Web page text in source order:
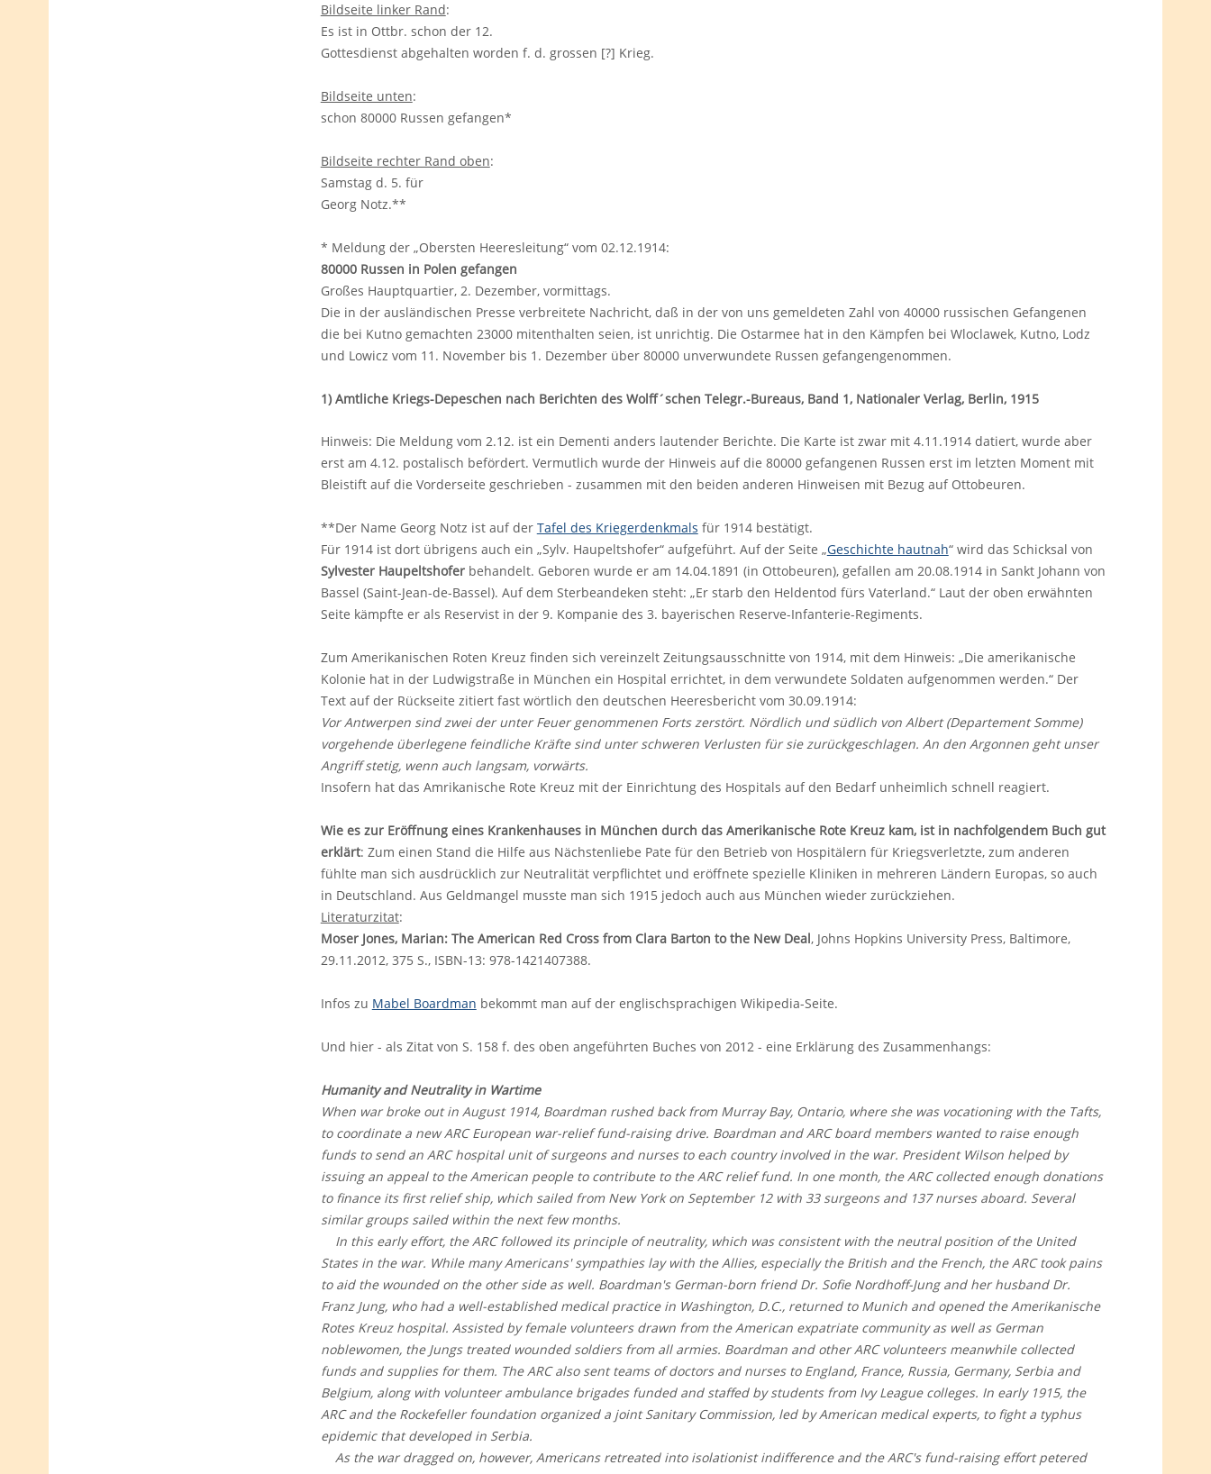
Bildseite linker Rand:
Es ist in Ottbr. schon der 12.
Gottesdienst abgehalten worden f. d. grossen [?] Krieg.
Bildseite unten:
schon 80000 Russen gefangen*
Bildseite rechter Rand oben:
Samstag d. 5. für
Georg Notz.**
* Meldung der „Obersten Heeresleitung“ vom 02.12.1914:
80000 Russen in Polen gefangen
Großes Hauptquartier, 2. Dezember, vormittags.
Die in der ausländischen Presse verbreitete Nachricht, daß in der von uns gemeldeten Zahl von 40000 russischen Gefangenen
die bei Kutno gemachten 23000 mitenthalten seien, ist unrichtig. Die Ostarmee hat in den Kämpfen bei Wloclawek, Kutno, Lodz
und Lowicz vom 11. November bis 1. Dezember über 80000 unverwundete Russen gefangengenommen.
1) Amtliche Kriegs-Depeschen nach Berichten des Wolff´schen Telegr.-Bureaus, Band 1, Nationaler Verlag, Berlin, 1915
Hinweis: Die Meldung vom 2.12. ist ein Dementi anders lautender Berichte. Die Karte ist zwar mit 4.11.1914 datiert, wurde aber
erst am 4.12. postalisch befördert. Vermutlich wurde der Hinweis auf die 80000 gefangenen Russen erst im letzten Moment mit
Bleistift auf die Vorderseite geschrieben - zusammen mit den beiden anderen Hinweisen mit Bezug auf Ottobeuren.
**Der Name Georg Notz ist auf der Tafel des Kriegerdenkmals für 1914 bestätigt.
Für 1914 ist dort übrigens auch ein „Sylv. Haupeltshofer“ aufgeführt. Auf der Seite „Geschichte hautnah“ wird das Schicksal von
Sylvester Haupeltshoferbehandelt. Geboren wurde er am 14.04.1891 (in Ottobeuren), gefallen am 20.08.1914 in Sankt Johann von
Bassel (Saint-Jean-de-Bassel). Auf dem Sterbeandeken steht: „Er starb den Heldentod fürs Vaterland.“ Laut der oben erwähnten
Seite kämpfte er als Reservist in der 9. Kompanie des 3. bayerischen Reserve-Infanterie-Regiments.
Zum Amerikanischen Roten Kreuz finden sich vereinzelt Zeitungsausschnitte von 1914, mit dem Hinweis: „Die amerikanische
Kolonie hat in der Ludwigstraße in München ein Hospital errichtet, in dem verwundete Soldaten aufgenommen werden.“ Der
Text auf der Rückseite zitiert fast wörtlich den deutschen Heeresbericht vom 30.09.1914:
Vor Antwerpen sind zwei der unter Feuer genommenen Forts zerstört. Nördlich und südlich von Albert (Departement Somme)
vorgehende überlegene feindliche Kräfte sind unter schweren Verlusten für sie zurückgeschlagen. An den Argonnen geht unser
Angriff stetig, wenn auch langsam, vorwärts.
Insofern hat das Amrikanische Rote Kreuz mit der Einrichtung des Hospitals auf den Bedarf unheimlich schnell reagiert.
Wie es zur Eröffnung eines Krankenhauses in München durch das Amerikanische Rote Kreuz kam, ist in nachfolgendem Buch gut
erklärt: Zum einen Stand die Hilfe aus Nächstenliebe Pate für den Betrieb von Hospitälern für Kriegsverletzte, zum anderen
fühlte man sich ausdrücklich zur Neutralität verpflichtet und eröffnete spezielle Kliniken in mehreren Ländern Europas, so auch
in Deutschland. Aus Geldmangel musste man sich 1915 jedoch auch aus München wieder zurückziehen.
Literaturzitat:
Moser Jones, Marian: The American Red Cross from Clara Barton to the New Deal, Johns Hopkins University Press, Baltimore,
29.11.2012, 375 S., ISBN-13: 978-1421407388.
Infos zu Mabel Boardman bekommt man auf der englischsprachigen Wikipedia-Seite.
Und hier - als Zitat von S. 158 f. des oben angeführten Buches von 2012 - eine Erklärung des Zusammenhangs:
Humanity and Neutrality in Wartime
When war broke out in August 1914, Boardman rushed back from Murray Bay, Ontario, where she was vocationing with the Tafts,
to coordinate a new ARC European war-relief fund-raising drive. Boardman and ARC board members wanted to raise enough
funds to send an ARC hospital unit of surgeons and nurses to each country involved in the war. President Wilson helped by
issuing an appeal to the American people to contribute to the ARC relief fund. In one month, the ARC collected enough donations
to finance its first relief ship, which sailed from New York on September 12 with 33 surgeons and 137 nurses aboard. Several
similar groups sailed within the next few months.
In this early effort, the ARC followed its principle of neutrality, which was consistent with the neutral position of the United
States in the war. While many Americans' sympathies lay with the Allies, especially the British and the French, the ARC took pains
to aid the wounded on the other side as well. Boardman's German-born friend Dr. Sofie Nordhoff-Jung and her husband Dr.
Franz Jung, who had a well-established medical practice in Washington, D.C., returned to Munich and opened the Amerikanische
Rotes Kreuz hospital. Assisted by female volunteers drawn from the American expatriate community as well as German
noblewomen, the Jungs treated wounded soldiers from all armies. Boardman and other ARC volunteers meanwhile collected
funds and supplies for them. The ARC also sent teams of doctors and nurses to England, France, Russia, Germany, Serbia and
Belgium, along with volunteer ambulance brigades funded and staffed by students from Ivy League colleges. In early 1915, the
ARC and the Rockefeller foundation organized a joint Sanitary Commission, led by American medical experts, to fight a typhus
epidemic that developed in Serbia.
As the war dragged on, however, Americans retreated into isolationist indifference and the ARC's fund-raising effort petered